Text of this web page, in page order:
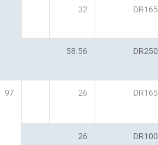
DR165
32
DR250
58.56
DR165
26
97
DR100
26